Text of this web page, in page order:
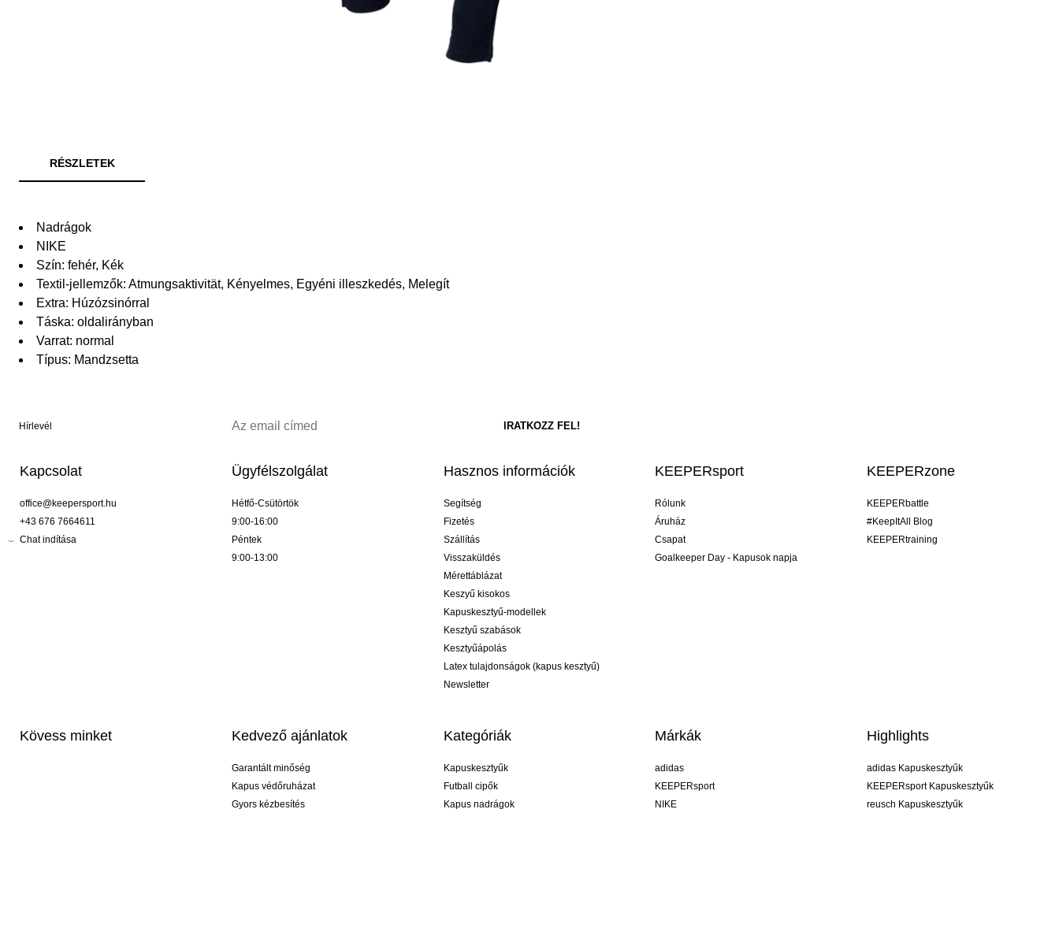
RÉSZLETEK
Nadrágok
NIKE
Szín: fehér, Kék
Textil-jellemzők: Atmungsaktivität, Kényelmes, Egyéni illeszkedés, Melegít
Extra: Húzózsinórral
Táska: oldalirányban
Varrat: normal
Típus: Mandzsetta
Hírlevél
Kapcsolat
office@keepersport.hu
+43 676 7664611
Chat indítása
Ügyfélszolgálat
Hétfő-Csütörtök
9:00-16:00
Péntek
9:00-13:00
Hasznos információk
Segítség
Fizetés
Szállítás
Visszaküldés
Mérettáblázat
Keszyű kisokos
Kapuskesztyű-modellek
Kesztyű szabások
Kesztyűápolás
Latex tulajdonságok (kapus kesztyű)
Newsletter
KEEPERsport
Rólunk
Áruház
Csapat
Goalkeeper Day - Kapusok napja
KEEPERzone
KEEPERbattle
#KeepItAll Blog
KEEPERtraining
Kövess minket Kedvező ajánlatok
Garantált minőség
Kapus védőruházat
Gyors kézbesítés
Kategóriák
Kapuskesztyűk
Futball cipők
Kapus nadrágok
Márkák
adidas
KEEPERsport
NIKE
Highlights
adidas Kapuskesztyűk
KEEPERsport Kapuskesztyűk
reusch Kapuskesztyűk